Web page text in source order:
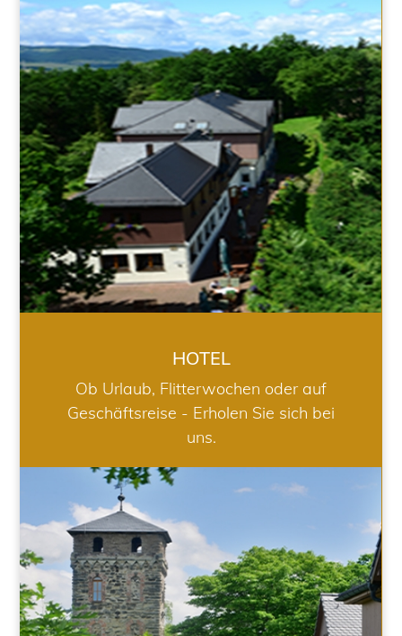
HOTEL
HOTEL
Ob Urlaub, Flitterwochen oder auf
Geschäftsreise - Erholen Sie sich bei
uns.